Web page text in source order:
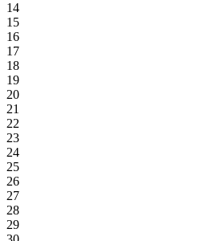
14
15
16
17
18
19
20
21
22
23
24
25
26
27
28
29